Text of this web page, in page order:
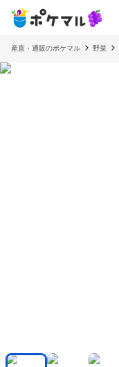
産直・通販のポケマル 野菜